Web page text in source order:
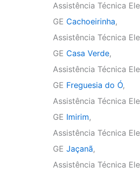
Assistência Técnica
GE Cachoeirinha,
Assistência Técnica
GE Casa Verde,
Assistência Técnica
GE Freguesia do Ó,
Assistência Técnica
GE Imirim,
Assistência Técnica
GE Jaçanã,
Assistência Técnica